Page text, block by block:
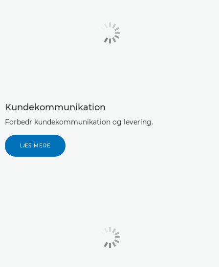
Kundekommunikation
Forbedr kundekommunikation og levering.
LÆS MERE